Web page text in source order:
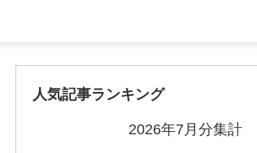
人気記事ランキング
2026年7月分集計